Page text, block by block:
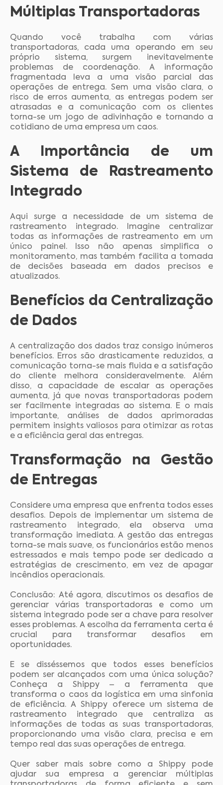
Múltiplas Transportadoras
Quando você trabalha com várias
transportadoras, cada uma operando em seu
próprio sistema, surgem inevitavelmente
problemas de coordenação. A informação
fragmentada leva a uma visão parcial das
operações de entrega. Sem uma visão clara, o
risco de erros aumenta, as entregas podem ser
atrasadas e a comunicação com os clientes
torna-se um jogo de adivinhação e tornando a
cotidiano de uma empresa um caos.
A Importância de um
Sistema de Rastreamento
Integrado
Aqui surge a necessidade de um sistema de
rastreamento integrado. Imagine centralizar
todas as informações de rastreamento em um
único painel. Isso não apenas simplifica o
monitoramento, mas também facilita a tomada
de decisões baseada em dados precisos e
atualizados.
Benefícios da Centralização
de Dados
A centralização dos dados traz consigo inúmeros
benefícios. Erros são drasticamente reduzidos, a
comunicação torna-se mais fluida e a satisfação
do cliente melhora consideravelmente. Além
disso, a capacidade de escalar as operações
aumenta, já que novas transportadoras podem
ser facilmente integradas ao sistema. E o mais
importante, análises de dados aprimoradas
permitem insights valiosos para otimizar as rotas
e a eficiência geral das entregas.
Transformação na Gestão
de Entregas
Considere uma empresa que enfrenta todos esses
desafios. Depois de implementar um sistema de
rastreamento integrado, ela observa uma
transformação imediata. A gestão das entregas
torna-se mais suave, os funcionários estão menos
estressados e mais tempo pode ser dedicado a
estratégias de crescimento, em vez de apagar
incêndios operacionais.
Conclusão: Até agora, discutimos os desafios de
gerenciar várias transportadoras e como um
sistema integrado pode ser a chave para resolver
esses problemas. A escolha da ferramenta certa é
crucial para transformar desafios em
oportunidades.
E se disséssemos que todos esses benefícios
podem ser alcançados com uma única solução?
Conheça a Shippy – a ferramenta que
transforma o caos da logística em uma sinfonia
de eficiência. A Shippy oferece um sistema de
rastreamento integrado que centraliza as
informações de todas as suas transportadoras,
proporcionando uma visão clara, precisa e em
tempo real das suas operações de entrega.
Quer saber mais sobre como a Shippy pode
ajudar sua empresa a gerenciar múltiplas